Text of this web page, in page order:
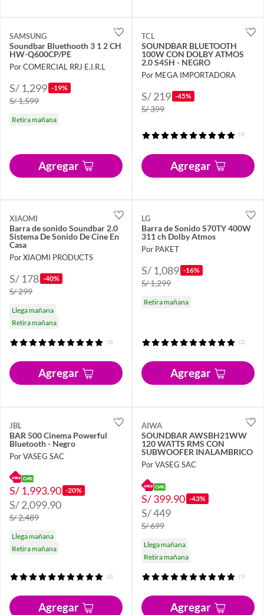
SAMSUNG
Soundbar Bluethooth 3 1 2 CH
HW-Q600CP/PE
Por COMERCIAL RRJ E.I.R.L
S/ 1,299 -19%
S/ 1,599
Retira mañana
Agregar
TCL
SOUNDBAR BLUETOOTH
100W CON DOLBY ATMOS
2.0 S45H - NEGRO
Por MEGA IMPORTADORA
S/ 219 -45%
S/ 399
(4)
Agregar
XIAOMI
Barra de sonido Soundbar 2.0
Sistema De Sonido De Cine En
Casa
Por XIAOMI PRODUCTS
S/ 178 -40%
S/ 299
Llega mañana
Retira mañana
(3)
Agregar
LG
Barra de Sonido S70TY 400W
311 ch Dolby Atmos
Por PAKET
S/ 1,089 -16%
S/ 1,299
Retira mañana
(2)
Agregar
JBL
BAR 500 Cinema Powerful
Bluetooth - Negro
Por VASEG SAC
S/ 1,993.90 -20%
S/ 2,099.90
S/ 2,489
Llega mañana
Retira mañana
(2)
Agregar
AIWA
SOUNDBAR AWSBH21WW
120 WATTS RMS CON
SUBWOOFER INALAMBRICO
Por VASEG SAC
S/ 399.90 -43%
S/ 449
S/ 699
Llega mañana
Retira mañana
(1)
Agregar